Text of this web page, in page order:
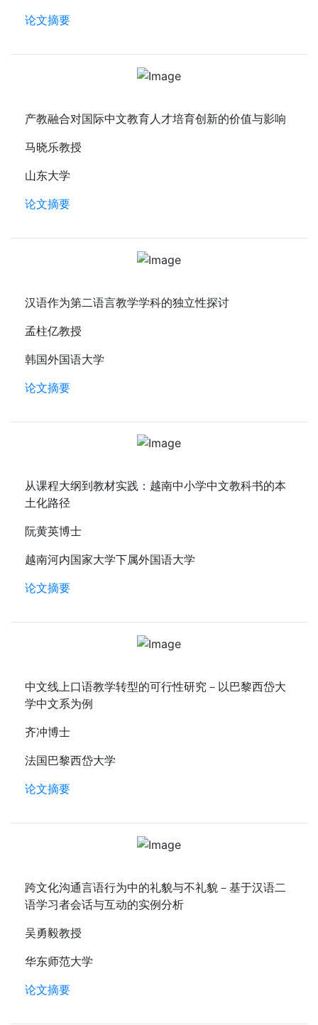
论文摘要
产教融合对国际中文教育人才培育创新的价值与影响
马晓乐教授
山东大学
论文摘要
汉语作为第二语言教学学科的独立性探讨
孟柱亿教授
韩国外国语大学
论文摘要
从课程大纲到教材实践：越南中小学中文教科书的本
土化路径
阮黄英博士
越南河内国家大学下属外国语大学
论文摘要
中文线上口语教学转型的可行性研究－以巴黎西岱大
学中文系为例
齐冲博士
法国巴黎西岱大学
论文摘要
跨文化沟通言语行为中的礼貌与不礼貌－基于汉语二
语学习者会话与互动的实例分析
吴勇毅教授
华东师范大学
论文摘要